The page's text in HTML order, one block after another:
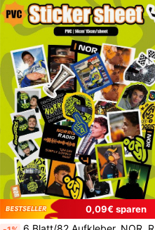
0,09€ sparen